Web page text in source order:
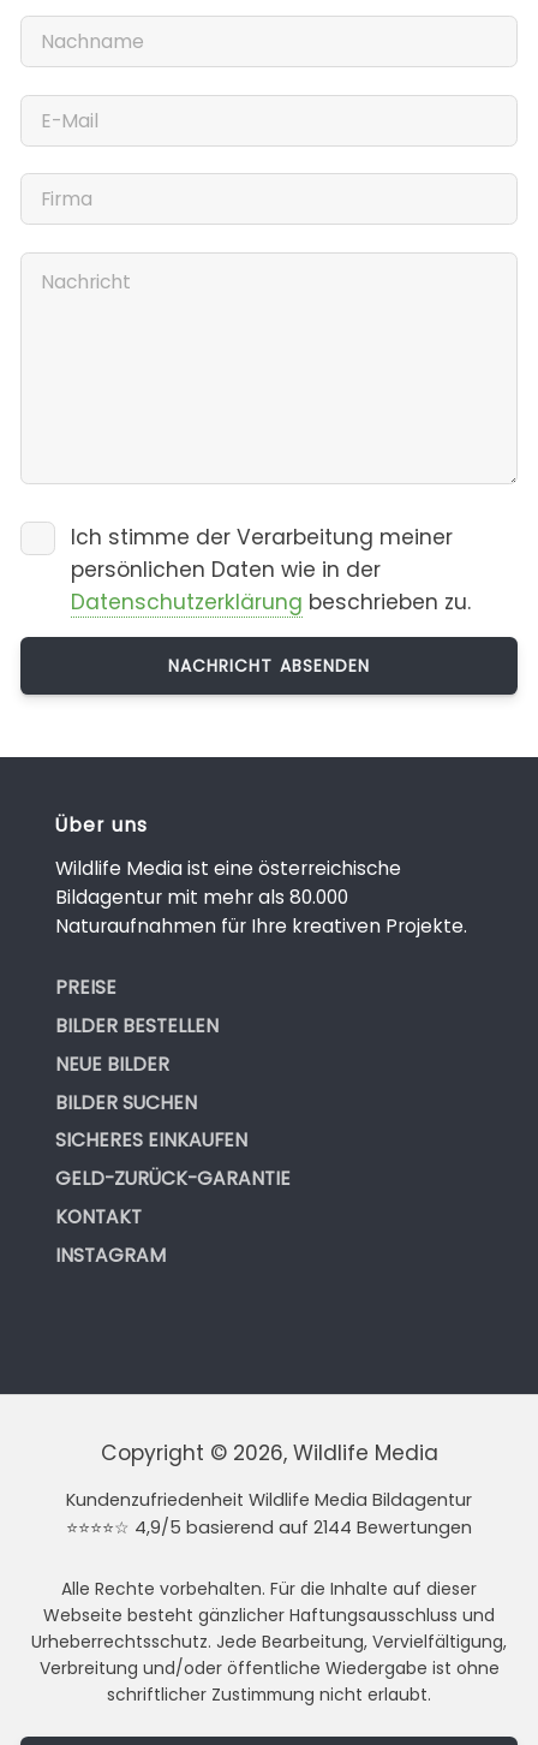
Ich stimme der Verarbeitung meiner
persönlichen Daten wie in der
Datenschutzerklärung beschrieben zu.
Über uns
Wildlife Media ist eine österreichische
Bildagentur mit mehr als 80.000
Naturaufnahmen für Ihre kreativen Projekte.
PREISE
BILDER BESTELLEN
NEUE BILDER
BILDER SUCHEN
SICHERES EINKAUFEN
GELD-ZURÜCK-GARANTIE
KONTAKT
INSTAGRAM
Copyright © 2026, Wildlife Media
Kundenzufriedenheit Wildlife Media Bildagentur
⭐⭐⭐⭐☆ 4,9/5 basierend auf 2144 Bewertungen
Alle Rechte vorbehalten. Für die Inhalte auf dieser
Webseite besteht gänzlicher Haftungsausschluss und
Urheberrechtsschutz. Jede Bearbeitung, Vervielfältigung,
Verbreitung und/oder öffentliche Wiedergabe ist ohne
schriftlicher Zustimmung nicht erlaubt.